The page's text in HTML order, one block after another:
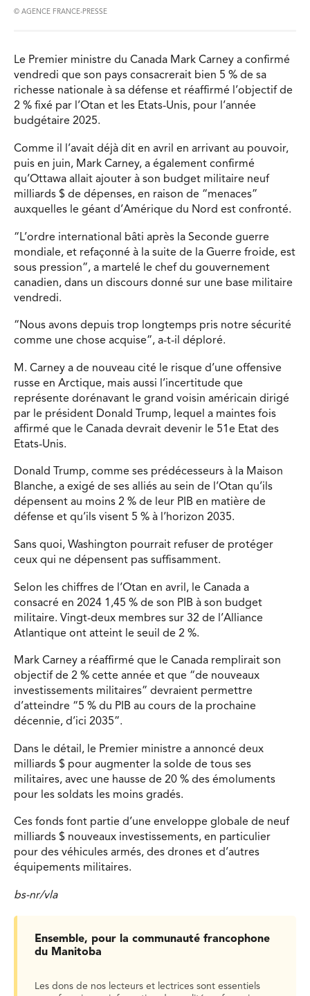
© AGENCE FRANCE-PRESSE
Le Premier ministre du Canada Mark Carney a confirmé
vendredi que son pays consacrerait bien 5 % de sa
richesse nationale à sa défense et réaffirmé l’objectif de
2 % fixé par l’Otan et les Etats-Unis, pour l’année
budgétaire 2025.
Comme il l’avait déjà dit en avril en arrivant au pouvoir,
puis en juin, Mark Carney, a également confirmé
qu’Ottawa allait ajouter à son budget militaire neuf
milliards $ de dépenses, en raison de “menaces”
auxquelles le géant d’Amérique du Nord est confronté.
“L’ordre international bâti après la Seconde guerre
mondiale, et refaçonné à la suite de la Guerre froide, est
sous pression”, a martelé le chef du gouvernement
canadien, dans un discours donné sur une base militaire
vendredi.
“Nous avons depuis trop longtemps pris notre sécurité
comme une chose acquise”, a-t-il déploré.
M. Carney a de nouveau cité le risque d’une offensive
russe en Arctique, mais aussi l’incertitude que
représente dorénavant le grand voisin américain dirigé
par le président Donald Trump, lequel a maintes fois
affirmé que le Canada devrait devenir le 51e Etat des
Etats-Unis.
Donald Trump, comme ses prédécesseurs à la Maison
Blanche, a exigé de ses alliés au sein de l’Otan qu’ils
dépensent au moins 2 % de leur PIB en matière de
défense et qu’ils visent 5 % à l’horizon 2035.
Sans quoi, Washington pourrait refuser de protéger
ceux qui ne dépensent pas suffisamment.
Selon les chiffres de l’Otan en avril, le Canada a
consacré en 2024 1,45 % de son PIB à son budget
militaire. Vingt-deux membres sur 32 de l’Alliance
Atlantique ont atteint le seuil de 2 %.
Mark Carney a réaffirmé que le Canada remplirait son
objectif de 2 % cette année et que “de nouveaux
investissements militaires” devraient permettre
d’atteindre “5 % du PIB au cours de la prochaine
décennie, d’ici 2035”.
Dans le détail, le Premier ministre a annoncé deux
milliards $ pour augmenter la solde de tous ses
militaires, avec une hausse de 20 % des émoluments
pour les soldats les moins gradés.
Ces fonds font partie d’une enveloppe globale de neuf
milliards $ nouveaux investissements, en particulier
pour des véhicules armés, des drones et d’autres
équipements militaires.
bs-nr/vla
Ensemble, pour la communauté francophone
du Manitoba
Les dons de nos lecteurs et lectrices sont essentiels